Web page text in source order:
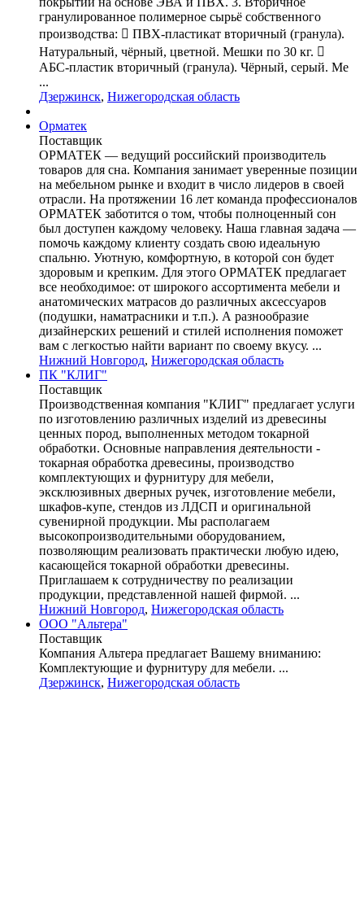
гранулированное полимерное сырьё собственного
производства:  ПВХ-пластикат вторичный (гранула).
Натуральный, чёрный, цветной. Мешки по 30 кг. 
АБС-пластик вторичный (гранула). Чёрный, серый. Ме
...
Дзержинск, Нижегородская область
Орматек
Поставщик
ОРМАТЕК — ведущий российский производитель
товаров для сна. Компания занимает уверенные позиции
на мебельном рынке и входит в число лидеров в своей
отрасли. На протяжении 16 лет команда профессионалов
ОРМАТЕК заботится о том, чтобы полноценный сон
был доступен каждому человеку. Наша главная задача —
помочь каждому клиенту создать свою идеальную
спальню. Уютную, комфортную, в которой сон будет
здоровым и крепким. Для этого ОРМАТЕК предлагает
все необходимое: от широкого ассортимента мебели и
анатомических матрасов до различных аксессуаров
(подушки, наматрасники и т.п.). А разнообразие
дизайнерских решений и стилей исполнения поможет
вам с легкостью найти вариант по своему вкусу. ...
Нижний Новгород, Нижегородская область
ПК "КЛИГ"
Поставщик
Производственная компания "КЛИГ" предлагает услуги
по изготовлению различных изделий из древесины
ценных пород, выполненных методом токарной
обработки. Основные направления деятельности -
токарная обработка древесины, производство
комплектующих и фурнитуру для мебели,
эксклюзивных дверных ручек, изготовление мебели,
шкафов-купе, стендов из ЛДСП и оригинальной
сувенирной продукции. Мы располагаем
высокопроизводительными оборудованием,
позволяющим реализовать практически любую идею,
касающейся токарной обработки древесины.
Приглашаем к сотрудничеству по реализации
продукции, представленной нашей фирмой. ...
Нижний Новгород, Нижегородская область
ООО "Альтера"
Поставщик
Компания Альтера предлагает Вашему вниманию:
Комплектующие и фурнитуру для мебели. ...
Дзержинск, Нижегородская область